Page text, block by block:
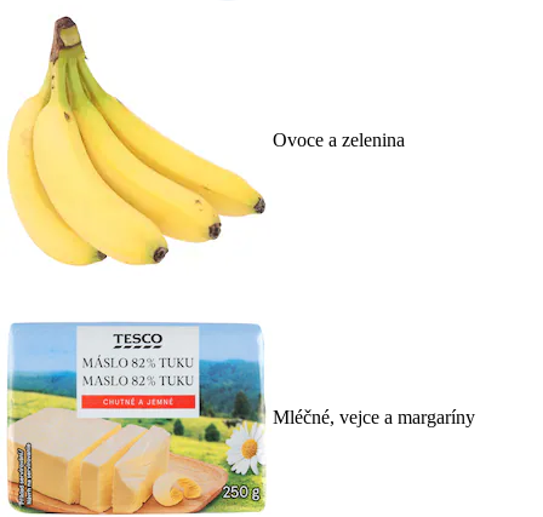
Ovoce a zelenina
Mléčné, vejce a margaríny